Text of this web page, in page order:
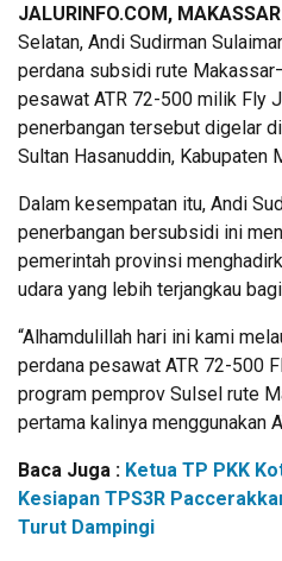
JALURINFO.COM,
Selatan, Andi Sudirman
perdana subsidi rute
pesawat ATR 72-500 milik Fly
penerbangan tersebut digelar
Sultan Hasanuddin,
Dalam kesempatan itu, Andi
penerbangan bersubsidi ini
pemerintah provinsi
udara yang lebih terjangkau
“Alhamdulillah hari ini kami
perdana pesawat ATR 72-500
program pemprov Sulsel rute
pertama kalinya menggunakan
Baca Juga : Ketua TP PKK
Kesiapan TPS3R
Turut Dampingi